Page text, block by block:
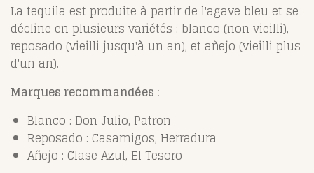
La tequila est produite à partir de l'agave bleu et se
décline en plusieurs variétés : blanco (non vieilli),
reposado (vieilli jusqu'à un an), et añejo (vieilli plus
d'un an).
Marques recommandées :
Blanco : Don Julio, Patron
Reposado : Casamigos, Herradura
Añejo : Clase Azul, El Tesoro